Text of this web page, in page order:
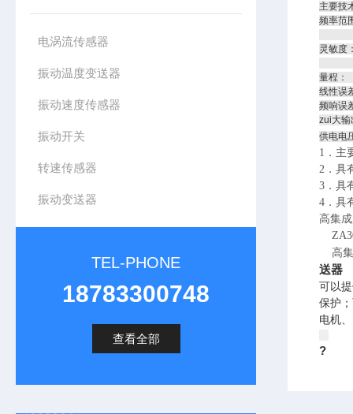
电涡流传感器
振动温度变送器
振动速度传感器
振动开关
转速传感器
振动变送器
TEL-PHONE
18783300748
查看全部
主要技
频率范
灵敏度
量程
线性
频响
zui大
供电
1．主
2．具
3．具
4．具
高集
高集
送器
可以
保护
电机
?